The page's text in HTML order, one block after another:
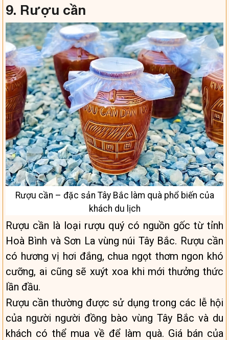
9. Rượu cần
Rượu cần – đặc sản Tây Bắc làm quà phổ biến của
khách du lịch
Rượu cần là loại rượu quý có nguồn gốc từ tỉnh
Hoà Bình và Sơn La vùng núi Tây Bắc. Rượu cần
có hương vị hơi đắng, chua ngọt thơm ngon khó
cưỡng, ai cũng sẽ xuýt xoa khi mới thưởng thức
lần đầu.
Rượu cần thường được sử dụng trong các lễ hội
của người người đồng bào vùng Tây Bắc và du
khách có thể mua về để làm quà. Giá bán của